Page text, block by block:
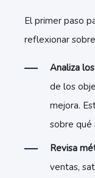
El primer paso
reflexionar
Analiza
de los
mejora.
sobre qué
Revisa
ventas,